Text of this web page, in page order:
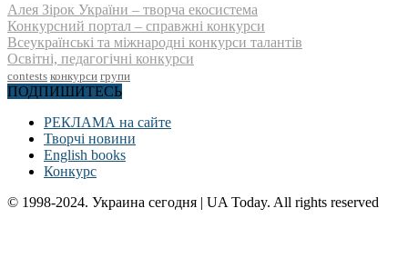
Алея Зірок України – творча екосистема
Конкурсний портал – справжні конкурси
Всеукраїнські та міжнародні конкурси талантів
Освітні, педагогічні конкурси
contests конкурси групи
ПОДПИШИТЕСЬ
РЕКЛАМА на сайте
Творчі новини
English books
Конкурс
© 1998-2024. Украина сегодня | UA Today. All rights reserved